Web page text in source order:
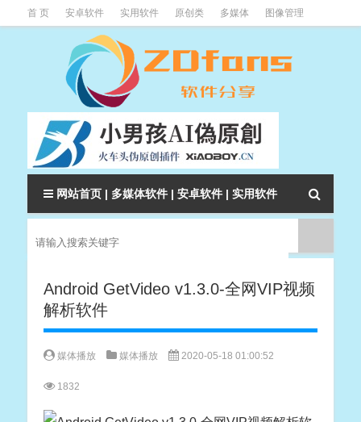
首 页 安卓软件 实用软件 原创类 多媒体 图像管理
下载类
网站首页 | 多媒体软件 | 安卓软件 | 实用软件
Android GetVideo v1.3.0-全网VIP视频
解析软件
媒体播放 媒体播放 2020-05-18 01:00:52
1832